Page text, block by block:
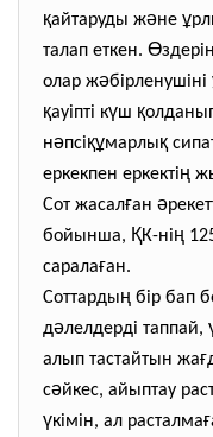
қайтаруды және ұ
талап еткен. Ө
олар жәбірленушіні
қауіпті күш қ
нәпсіқұмарлық
еркекпен еркектің
Сот жасалған ә
бойынша, ҚК-нің
саралаған.
Соттардың бір бап
дәлелдерді таппай,
алып тастайтын жағ
сәйкес, айыптау
үкімін, ал расталмағ